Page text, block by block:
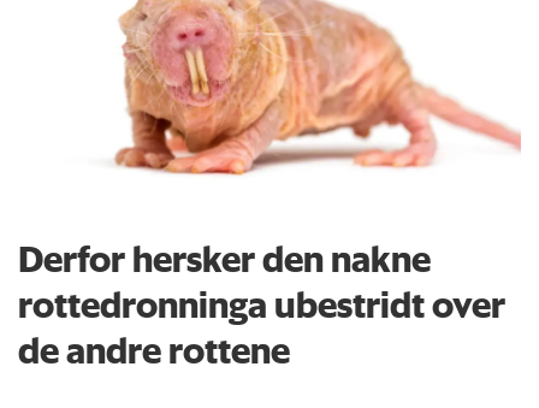
Derfor hersker den nakne
rottedronninga ubestridt over
de andre rottene